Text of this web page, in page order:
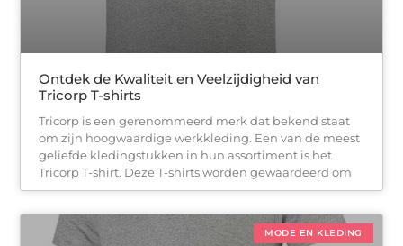
Ontdek de Kwaliteit en Veelzijdigheid van
Tricorp T-shirts
Tricorp is een gerenommeerd merk dat bekend staat
om zijn hoogwaardige werkkleding. Een van de meest
geliefde kledingstukken in hun assortiment is het
Tricorp T-shirt. Deze T-shirts worden gewaardeerd om
MODE EN KLEDING